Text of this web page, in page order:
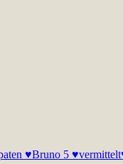
♥Bruno 5